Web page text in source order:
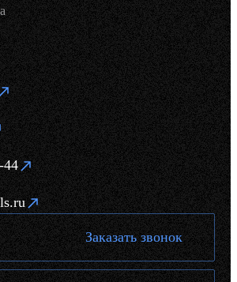
44
Заказать звонок